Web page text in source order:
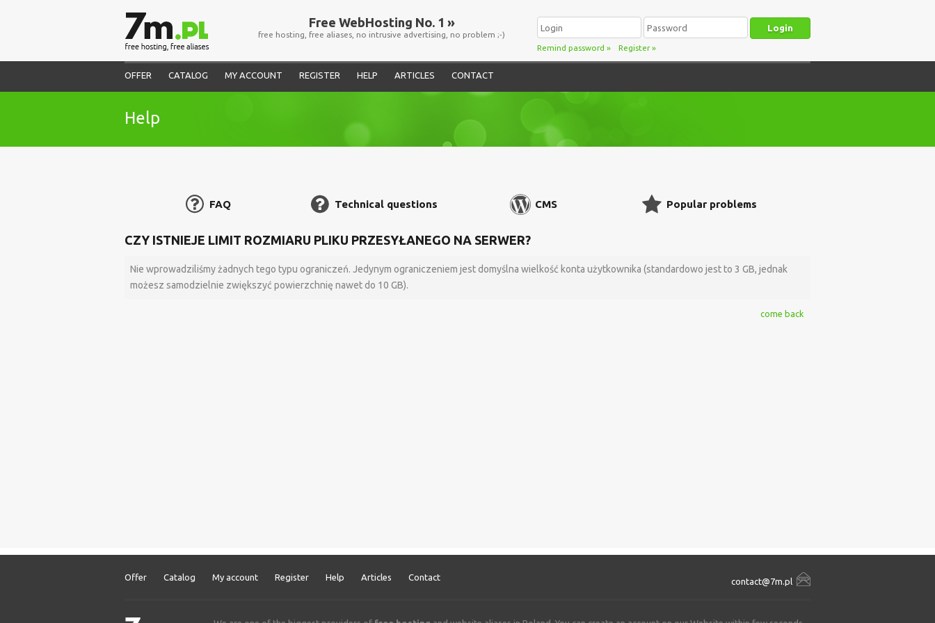
Free WebHosting No. 1 »
free hosting, free aliases, no intrusive advertising, no problem ;-)
Remind password » Register»
OFFER CATALOG MY ACCOUNT REGISTER HELP ARTICLES CONTACT
Help
FAQ Technical questions CMS Popular problems
CZY ISTNIEJE LIMIT ROZMIARU PLIKU PRZESYŁANEGO NA SERWER?
Nie wprowadziliśmy żadnych tego typu ograniczeń. Jedynym ograniczeniem jest domyślna wielkość konta użytkownika (standardowo jest to 3 GB, jednak
możesz samodzielnie zwiększyć powierzchnię nawet do 10 GB).
come back
Offer Catalog My account Register Help Articles Contact contact@7m.pl